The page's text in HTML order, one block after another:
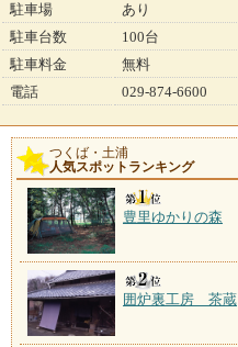
駐車場
あり
駐車台数
100台
駐車料金
無料
電話
029-874-6600
つくば・土浦
人気スポットランキング
豊里ゆかりの森
囲炉裏工房 茶蔵